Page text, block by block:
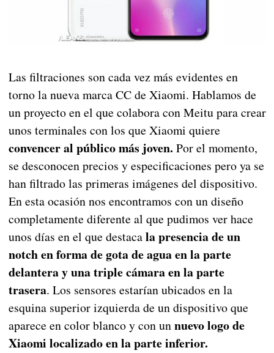
Las filtraciones son cada vez más evidentes en
torno la nueva marca CC de Xiaomi. Hablamos de
un proyecto en el que colabora con Meitu para crear
unos terminales con los que Xiaomi quiere
convencer al público más joven. Por el momento,
se desconocen precios y especificaciones pero ya se
han filtrado las primeras imágenes del dispositivo.
En esta ocasión nos encontramos con un diseño
completamente diferente al que pudimos ver hace
unos días en el que destacala presencia de un
notch en forma de gota de agua en la parte
delantera y una triple cámara en la parte
trasera. Los sensores estarían ubicados en la
esquina superior izquierda de un dispositivo que
aparece en color blanco y con unnuevo logo de
Xiaomi localizado en la parte inferior.